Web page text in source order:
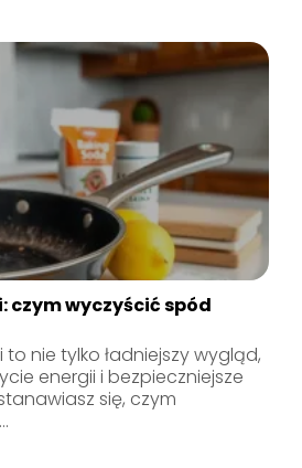
czym wyczyścić spód
nie tylko ładniejszy wygląd,
energii i bezpieczniejsze
się, czym